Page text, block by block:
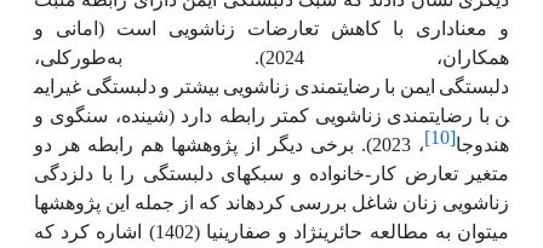
و معناداری با کاهش تعارضات زناشویی است (امانی و
همکاران، 2024). به‌طورکلی،
دلبستگی ایمن با رضایتمندی زناشویی بیشتر و دلبستگی غیرایم
ن با رضایتمندی زناشویی کمتر رابطه دارد (شینده، سنگوی و
هندوجا[10]
، 2023). برخی دیگر از پژوهش­ها هم رابطه هر دو
متغیر تعارض کار-خانواده و سبکهای دلبستگی را با دلزدگی
زناشویی زنان شاغل بررسی کرده­اند که از جمله این پژوهش­ها
می­توان به مطالعه حائری­نژاد و صفاری­نیا (1402) اشاره کرد که